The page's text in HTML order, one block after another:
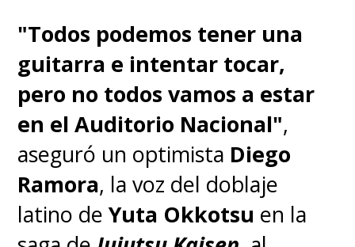
1/2 Nettōhen, una división de la
que no dio cuenta la emisión en
occidente. Sumemos a ello tres
películas, 12 OVAs (anime de
video original) y nueve episodios
especiales.
"Todos podemos tener una
guitarra e intentar tocar,
pero no todos vamos a estar
en el Auditorio Nacional",
aseguró un optimista Diego
Ramora, la voz del doblaje
latino deYuta Okkotsu en la